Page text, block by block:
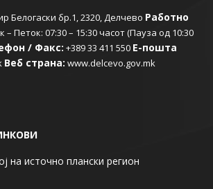
Белогаски бр.1, 2320, Делчево Работно
– Петок: 07:30 – 15:30 часот (Пауза од 10:30
/ Факс: +389 33 411 550 Е-пошта
Веб страна: www.delcevo.gov.mk
на источно плански регион